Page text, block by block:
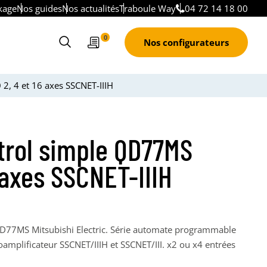
Nos guidesNos actualitésTraboule Way 04 72 14 18 00
0
Devis
Ouvrir
Nos configurateurs
4 et 16 axes SSCNET-IIIH
simple QD77MS
SSCNET-IIIH
Mitsubishi Electric. Série automate programmable
SSCNET/IIIH et SSCNET/III. x2 ou x4 entrées